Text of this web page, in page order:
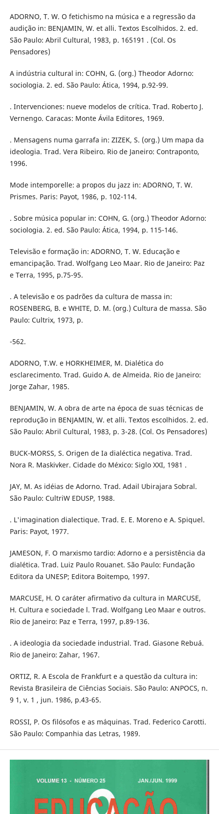
ADORNO, T. W. O fetichismo na música e a regressão da
audição in: BENJAMIN, W. et alli. Textos Escolhidos. 2. ed.
São Paulo: Abril Cultural, 1983, p. 165191 . (Col. Os
Pensadores)
A indústria cultural in: COHN, G. (org.) Theodor Adorno:
sociologia. 2. ed. São Paulo: Ática, 1994, p.92-99.
. Intervenciones: nueve modelos de crítica. Trad. Roberto J.
Vernengo. Caracas: Monte Ávila Editores, 1969.
. Mensagens numa garrafa in: ZIZEK, S. (org.) Um mapa da
ideologia. Trad. Vera Ribeiro. Rio de Janeiro: Contraponto,
1996.
Mode intemporelle: a propos du jazz in: ADORNO, T. W.
Prismes. Paris: Payot, 1986, p. 102-114.
. Sobre música popular in: COHN, G. (org.) Theodor Adorno:
sociologia. 2. ed. São Paulo: Ática, 1994, p. 115-146.
Televisão e formação in: ADORNO, T. W. Educação e
emancipação. Trad. Wolfgang Leo Maar. Rio de Janeiro: Paz
e Terra, 1995, p.75-95.
. A televisão e os padrões da cultura de massa in:
ROSENBERG, B. e WHITE, D. M. (org.) Cultura de massa. São
Paulo: Cultrix, 1973, p.
-562.
ADORNO, T.W. e HORKHEIMER, M. Dialética do
esclarecimento. Trad. Guido A. de Almeida. Rio de Janeiro:
Jorge Zahar, 1985.
BENJAMIN, W. A obra de arte na época de suas técnicas de
reprodução in BENJAMIN, W. et alli. Textos escolhidos. 2. ed.
São Paulo: Abril Cultural, 1983, p. 3-28. (Col. Os Pensadores)
BUCK-MORSS, S. Origen de Ia dialéctica negativa. Trad.
Nora R. Maskivker. Cidade do México: Siglo XXI, 1981 .
JAY, M. As idéias de Adorno. Trad. Adail Ubirajara Sobral.
São Paulo: CultriW EDUSP, 1988.
. L'imagination dialectique. Trad. E. E. Moreno e A. Spiquel.
Paris: Payot, 1977.
JAMESON, F. O marxismo tardio: Adorno e a persistência da
dialética. Trad. Luiz Paulo Rouanet. São Paulo: Fundação
Editora da UNESP; Editora Boitempo, 1997.
MARCUSE, H. O caráter afirmativo da cultura in MARCUSE,
H. Cultura e sociedade l. Trad. Wolfgang Leo Maar e outros.
Rio de Janeiro: Paz e Terra, 1997, p.89-136.
. A ideologia da sociedade industrial. Trad. Giasone Rebuá.
Rio de Janeiro: Zahar, 1967.
ORTIZ, R. A Escola de Frankfurt e a questão da cultura in:
Revista Brasileira de Ciências Sociais. São Paulo: ANPOCS, n.
9 1, v. 1 , jun. 1986, p.43-65.
ROSSI, P. Os filósofos e as máquinas. Trad. Federico Carotti.
São Paulo: Companhia das Letras, 1989.